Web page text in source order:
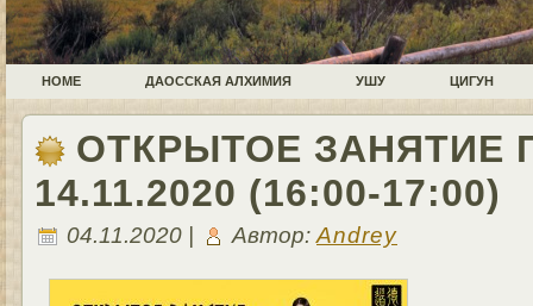
HOME ДАОССКАЯ АЛХИМИЯ УШУ ЦИГУН
ОТКРЫТОЕ ЗАНЯТИЕ
14.11.2020 (16:00-17:00)
04.11.2020 | Автор: Andrey